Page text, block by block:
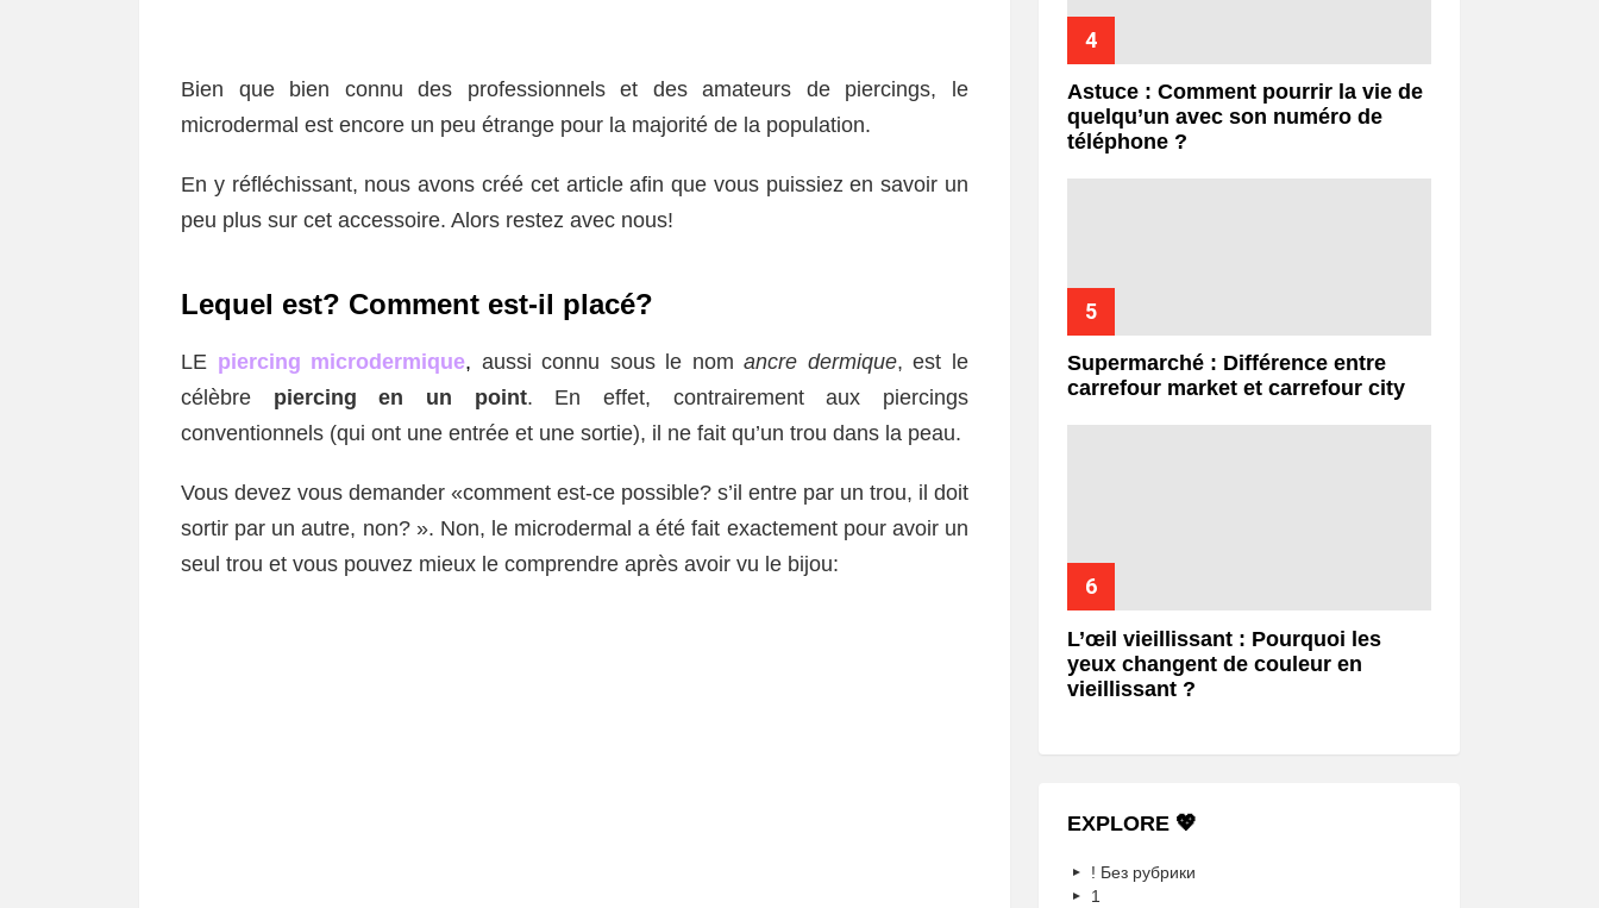
Bien que bien connu des professionnels et des amateurs de piercings, le
microdermal est encore un peu étrange pour la majorité de la population.
En y réfléchissant, nous avons créé cet article afin que vous puissiez en savoir un
peu plus sur cet accessoire. Alors restez avec nous!
Lequel est? Comment est-il placé?
LE piercing microdermique, aussi connu sous le nomancre dermique, est le
célèbre piercing en un point. En effet, contrairement aux piercings
conventionnels (qui ont une entrée et une sortie), il ne fait qu’un trou dans la peau.
Vous devez vous demander «comment est-ce possible? s’il entre par un trou, il doit
sortir par un autre, non? ». Non, le microdermal a été fait exactement pour avoir un
seul trou et vous pouvez mieux le comprendre après avoir vu le bijou:
Astuce : Comment pourrir la vie de
quelqu’un avec son numéro de
téléphone ?
Supermarché : Différence entre
carrefour market et carrefour city
L’œil vieillissant : Pourquoi les
yeux changent de couleur en
vieillissant ?
EXPLORE 💖
! Без рубрики
1